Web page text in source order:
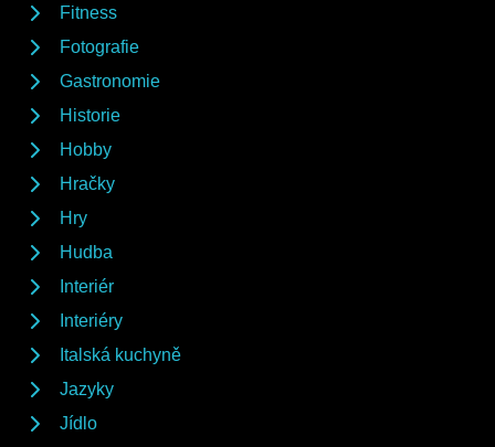
Fitness
Fotografie
Gastronomie
Historie
Hobby
Hračky
Hry
Hudba
Interiér
Interiéry
Italská kuchyně
Jazyky
Jídlo